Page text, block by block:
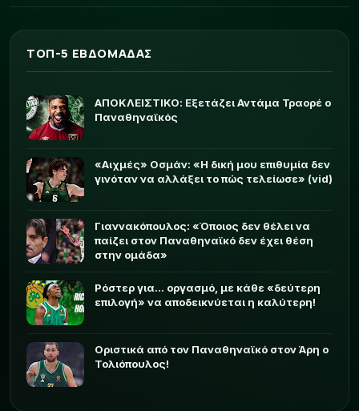
ΤΟΠ-5 ΕΒΔΟΜΑΔΑΣ
ΑΠΟΚΛΕΙΣΤΙΚΟ: Εξετάζει Αντάμα Τραορέ ο
Παναθηναϊκός
«Αιχμές» Οσμάν: «Η δική μου επιθυμία δεν
γινόταν να αλλάξει το πώς τελείωσε» (vid)
Γιαννακόπουλος: «Όποιος δεν θέλει να
παίζει στον Παναθηναϊκό δεν έχει θέση
στην ομάδα»
Ρόστερ για... οργασμό, με κάθε «δεύτερη
επιλογή» να αποδεικνύεται η καλύτερη!
Οριστικά από τον Παναθηναϊκό στον Άρη ο
Τολιόπουλος!